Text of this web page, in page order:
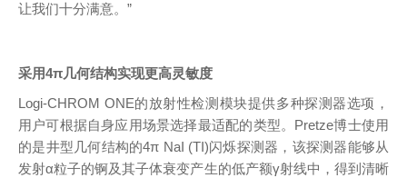
让我们十分满意。 ”
采用4π几何结构实现更高灵敏度
Logi-CHROM ONE的放射性检测模块提供多种探测器选项，
用户可根据自身应用场景选择最适配的类型。 Pretze博士使用
的是井型几何结构的4π NaI (TI)闪烁探测器 ，该探测器能够从
发射α粒子的锕及其子体衰变产生的低产额γ射线中，得到清晰